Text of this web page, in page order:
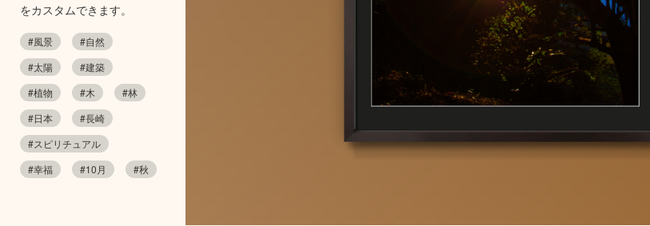
をカスタムできます。
#風景
#自然
#太陽
#建築
#植物
#木
#林
#日本
#長崎
#スピリチュアル
#幸福
#10月 #秋